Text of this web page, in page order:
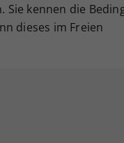
Sie kennen die
dieses im Freien